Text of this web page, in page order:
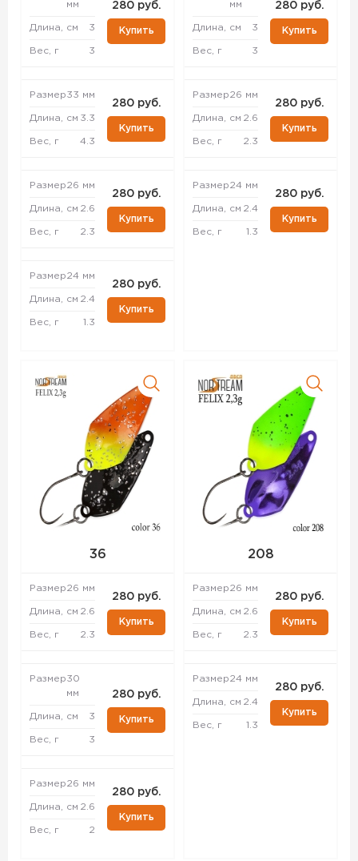
мм
Длина, см 3
Вес, г 3
280 руб.
Купить
Размер33 мм
Длина, см 3.3
Вес, г 4.3
280 руб.
Купить
Размер26 мм
Длина, см 2.6
Вес, г 2.3
280 руб.
Купить
Размер24 мм
Длина, см 2.4
Вес, г 1.3
280 руб.
Купить
мм
Длина, см 3
Вес, г 3
280 руб.
Купить
Размер26 мм
Длина, см 2.6
Вес, г 2.3
280 руб.
Купить
Размер24 мм
Длина, см 2.4
Вес, г 1.3
280 руб.
Купить
36
Размер26 мм
Длина, см 2.6
Вес, г 2.3
280 руб.
Купить
Размер30
мм
Длина, см 3
Вес, г 3
280 руб.
Купить
Размер26 мм
Длина, см 2.6
Вес, г 2
280 руб.
Купить
208
Размер26 мм
Длина, см 2.6
Вес, г 2.3
280 руб.
Купить
Размер24 мм
Длина, см 2.4
Вес, г 1.3
280 руб.
Купить